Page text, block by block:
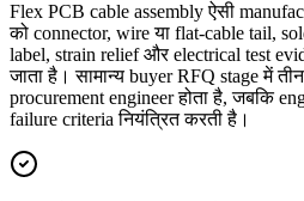
Flex PCB cable assembly ऐसी
को connector, wire या flat-cable tail,
label, strain relief और electrical test
जाता है। सामान्य buyer RFQ stage में
procurement engineer होता है, जबकि
failure criteria नियंत्रित करती है।